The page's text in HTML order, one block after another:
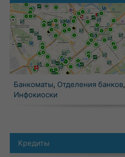
Банкоматы, Отделения банков,
Инфокиоски
Кредиты